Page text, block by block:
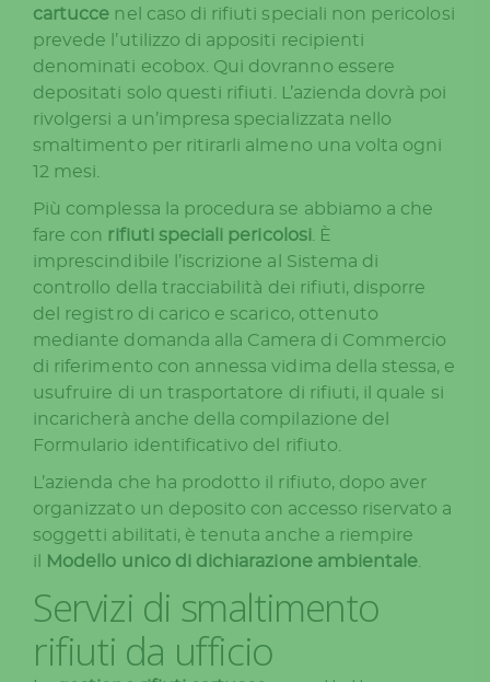
cartucce nel caso di rifiuti speciali non pericolosi
prevede l’utilizzo di appositi recipienti
denominati ecobox. Qui dovranno essere
depositati solo questi rifiuti. L’azienda dovrà poi
rivolgersi a un’impresa specializzata nello
smaltimento per ritirarli almeno una volta ogni
12 mesi.
Più complessa la procedura se abbiamo a che
fare con rifiuti speciali pericolosi
. È
imprescindibile l’iscrizione al Sistema di
controllo della tracciabilità dei rifiuti, disporre
del registro di carico e scarico, ottenuto
mediante domanda alla Camera di Commercio
di riferimento con annessa vidima della stessa, e
usufruire di un trasportatore di rifiuti, il quale si
incaricherà anche della compilazione del
Formulario identificativo del rifiuto.
L’azienda che ha prodotto il rifiuto, dopo aver
organizzato un deposito con accesso riservato a
soggetti abilitati, è tenuta anche a riempire
il
Modello unico di dichiarazione ambientale
Servizi di smaltimento
rifiuti da ufficio